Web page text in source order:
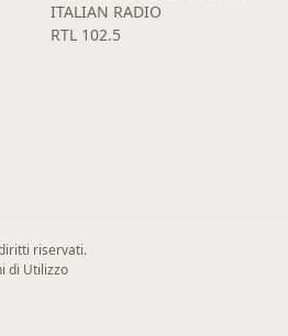
ITALIAN RADIO
RTL 102.5
riservati.
di Utilizzo